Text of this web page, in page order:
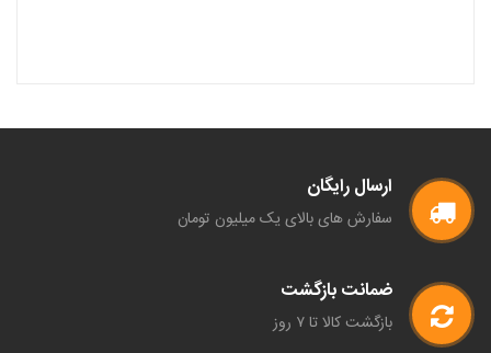
ارسال رایگان
سفارش های بالای یک میلیون تومان
ضمانت بازگشت
بازگشت کالا تا ۷ روز